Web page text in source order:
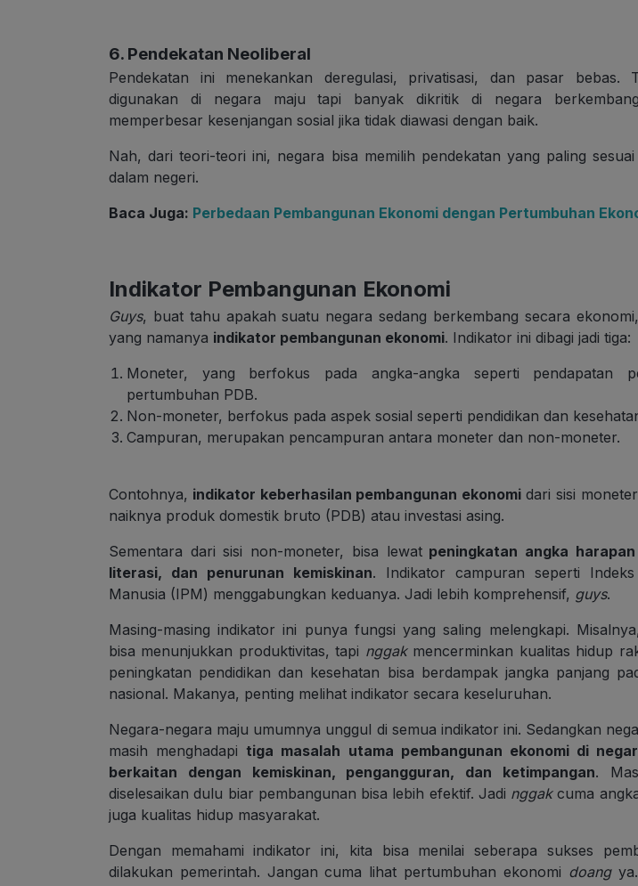
6. Pendekatan Neoliberal
Pendekatan ini menekankan deregulasi, privatisasi, dan pasar bebas.
digunakan di negara maju tapi banyak dikritik di negara
memperbesar kesenjangan sosial jika tidak diawasi dengan baik.
Nah, dari teori-teori ini, negara bisa memilih pendekatan yang paling
dalam negeri.
Baca Juga: Perbedaan Pembangunan Ekonomi dengan Pertumbuhan
Indikator Pembangunan Ekonomi
Guys, buat tahu apakah suatu negara sedang berkembang secara
yang namanya indikator pembangunan ekonomi. Indikator ini dibagi jadi tiga:
Moneter, yang berfokus pada angka-angka seperti pendapatan
pertumbuhan PDB.
Non-moneter, berfokus pada aspek sosial seperti pendidikan dan
Campuran, merupakan pencampuran antara moneter dan non-moneter.
Contohnya, indikator keberhasilan pembangunan ekonomidari sisi
naiknya produk domestik bruto (PDB) atau investasi asing.
Sementara dari sisi non-moneter, bisa lewatpeningkatan angka
literasi, dan penurunan kemiskinan. Indikator campuran seperti Indeks
Manusia (IPM) menggabungkan keduanya. Jadi lebih komprehensif, guys.
Masing-masing indikator ini punya fungsi yang saling melengkapi.
bisa menunjukkan produktivitas, tapi nggakmencerminkan kualitas hidup
peningkatan pendidikan dan kesehatan bisa berdampak jangka panjang
nasional. Makanya, penting melihat indikator secara keseluruhan.
Negara-negara maju umumnya unggul di semua indikator ini. Sedangkan
masih menghadapi tiga masalah utama pembangunan ekonomi di
berkaitan dengan kemiskinan, pengangguran, dan ketimpangan.
diselesaikan dulu biar pembangunan bisa lebih efektif. Jadi nggakcuma
juga kualitas hidup masyarakat.
Dengan memahami indikator ini, kita bisa menilai seberapa sukses
dilakukan pemerintah. Jangan cuma lihat pertumbuhan ekonomi doangya